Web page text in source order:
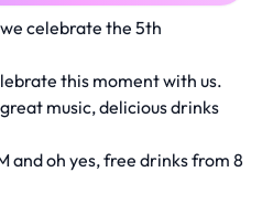
celebrate the 5th
this moment with us.
music, delicious drinks
and oh yes, free drinks from 8